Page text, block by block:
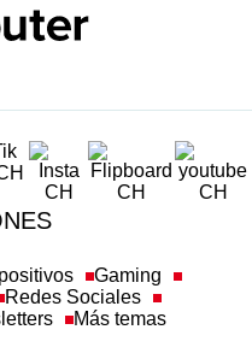
Gaming
Redes Sociales
Más temas